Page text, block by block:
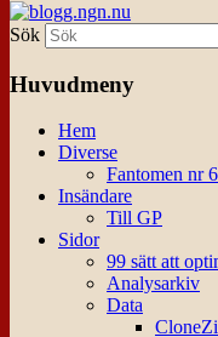
Sök
Huvudmeny
Hem
Diverse
Fantomen nr
Insändare
Till GP
Sidor
99 sätt att
Analysarkiv
Data